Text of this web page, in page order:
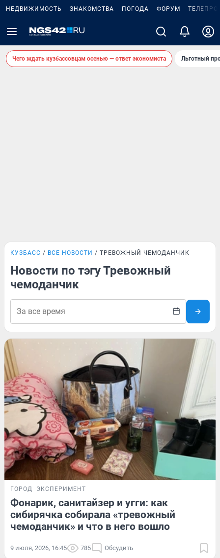
НЕДВИЖИМОСТЬ ЗНАКОМСТВА ПОГОДА ФОРУМ
Чего ждать кузбассовцам осенью — ответ экономиста Льготный
КУЗБАСС ВСЕ НОВОСТИ ТРЕВОЖНЫЙ ЧЕМОДАНЧИК
Новости по тэгу Тревожный
чемоданчик
ГОРОД ЭКСПЕРИМЕНТ
Фонарик, санитайзер и угги: как
сибирячка собирала «тревожный
чемоданчик» и что в него вошло
9 июля, 2026, 16:45 785 Обсудить